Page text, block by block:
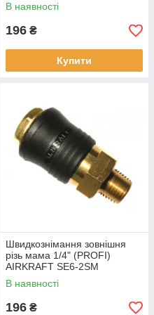
В наявності
196 ₴
Купити
Швидкознімання зовнішня
різь мама 1/4" (PROFI)
AIRKRAFT SE6-2SM
В наявності
196 ₴